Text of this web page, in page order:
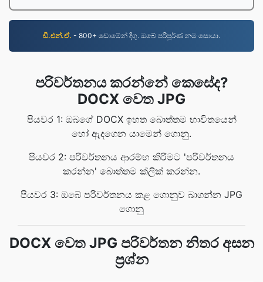
ඩී.එන්.ඒ. - 800+ ඩොමේන් දිගු. ඔබේ පරිපූර්ණ නම සොයා.
පරිවර්තනය කරන්නේ කෙසේද?
DOCX වෙත JPG
පියවර 1: ඔබගේ DOCX ඉහත බොත්තම භාවිතයෙන්
හෝ ඇදගෙන යාමෙන් ගොනු.
පියවර 2: පරිවර්තනය ආරම්භ කිරීමට 'පරිවර්තනය
කරන්න' බොත්තම ක්ලික් කරන්න.
පියවර 3: ඔබේ පරිවර්තනය කළ ගොනුව බාගන්න JPG
ගොනු
DOCX වෙත JPG පරිවර්තන නිතර අසන
ප්‍රශ්න